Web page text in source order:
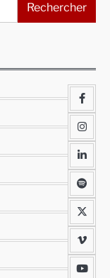
Rechercher